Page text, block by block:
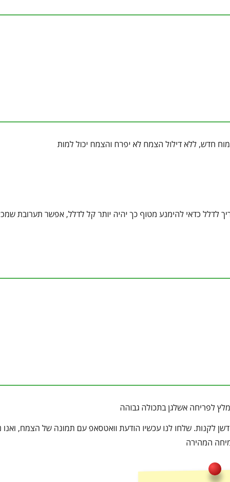
חדש, ללא דילול הצמח לא יפרח והצמח יכול למות
לדלל כדאי להימנע מטוף כך יהיה יותר קל לדלל, אפשר תערובת
לפריחה אשלגן בתכולה גבוהה
לקנות. שלחו לנו עכשיו הודעת וואטסאפ עם תמונה של הצמח, ואנו
המהירה